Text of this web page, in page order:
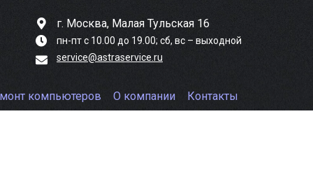
г. Москва, Малая Тульская 16
пн-пт с 10.00 до 19.00; сб, вс – выходной
service@astraservice.ru
компьютеров О компании Контакты